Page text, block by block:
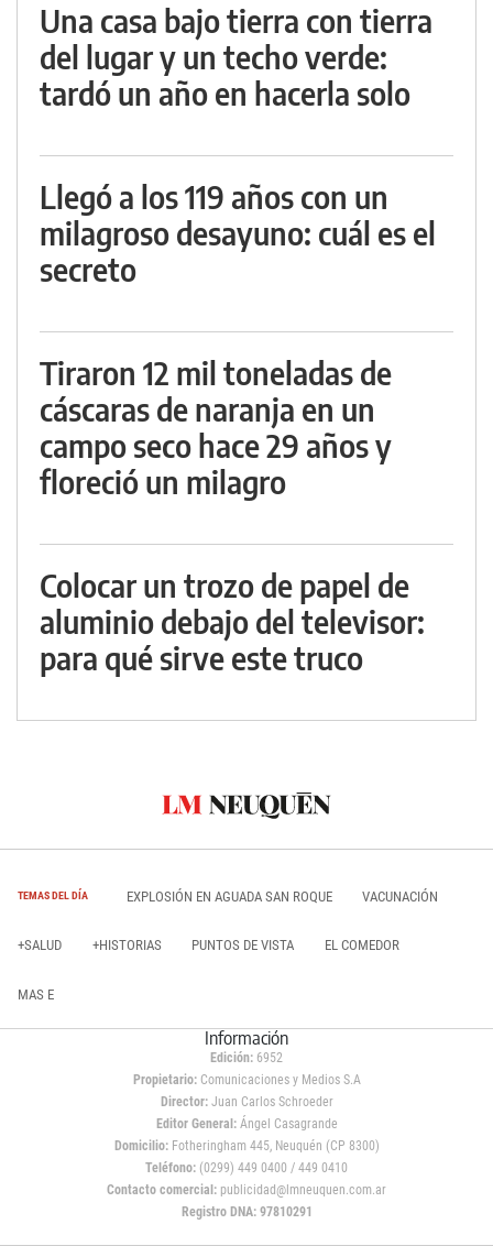
Una casa bajo tierra con tierra
del lugar y un techo verde:
tardó un año en hacerla solo
Llegó a los 119 años con un
milagroso desayuno: cuál es el
secreto
Tiraron 12 mil toneladas de
cáscaras de naranja en un
campo seco hace 29 años y
floreció un milagro
Colocar un trozo de papel de
aluminio debajo del televisor:
para qué sirve este truco
TEMAS DEL DÍA EXPLOSIÓN EN AGUADA SAN ROQUE VACUNACIÓN
+SALUD +HISTORIAS PUNTOS DE VISTA EL COMEDOR
MAS E
Información
Edición: 6952
Propietario:Comunicaciones y Medios S.A
Director: Juan Carlos Schroeder
Editor General:Ángel Casagrande
Domicilio:Fotheringham 445, Neuquén (CP 8300)
Teléfono: (0299) 449 0400 / 449 0410
Contacto comercial: publicidad@lmneuquen.com.ar
Registro DNA: 97810291